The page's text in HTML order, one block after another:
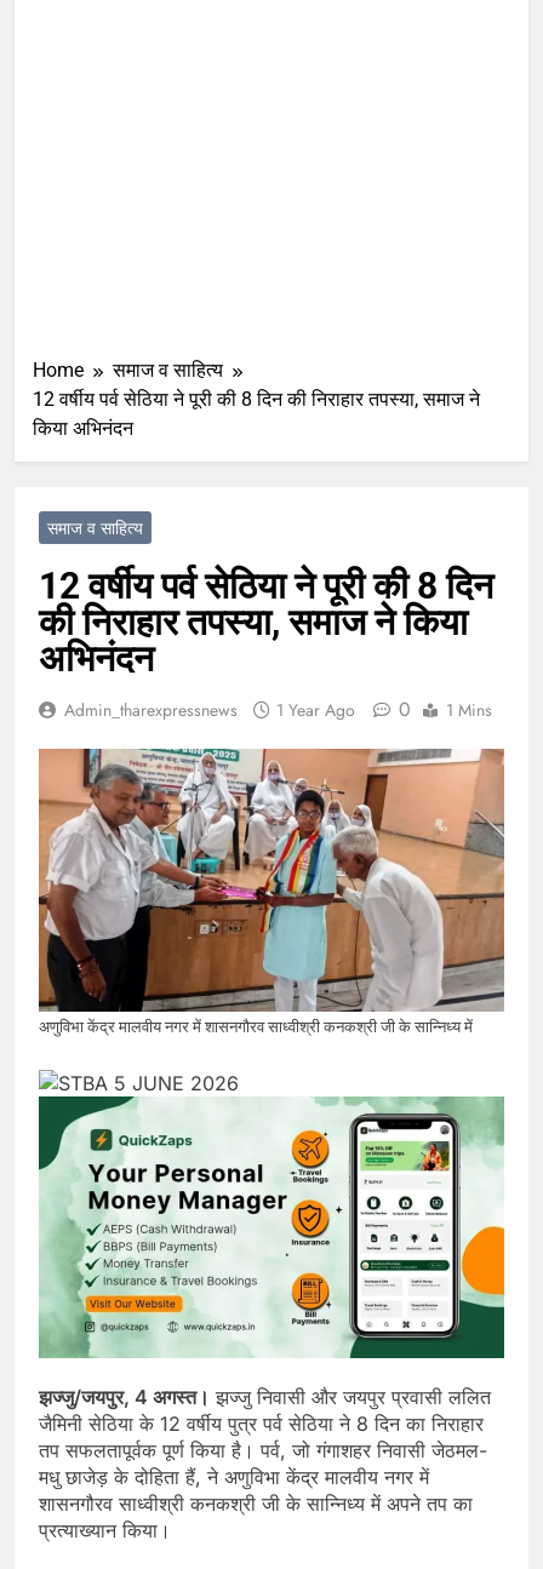
Home
समाज व साहित्य
12 वर्षीय पर्व सेठिया ने पूरी की 8 दिन की निराहार तपस्या, समाज ने
किया अभिनंदन
समाज व साहित्य
12 वर्षीय पर्व सेठिया ने पूरी की 8 दिन
की निराहार तपस्या, समाज ने किया
अभिनंदन
Admin_tharexpressnews 1 Year Ago 0 1 Mins
अणुविभा केंद्र मालवीय नगर में शासनगौरव साध्वीश्री कनकश्री जी के सान्निध्य में
झज्जु/जयपुर, 4 अगस्त। झज्जु निवासी और जयपुर प्रवासी ललित
जैमिनी सेठिया के 12 वर्षीय पुत्र पर्व सेठिया ने 8 दिन का निराहार
तप सफलतापूर्वक पूर्ण किया है। पर्व, जो गंगाशहर निवासी जेठमल-
मधु छाजेड़ के दोहिता हैं, ने अणुविभा केंद्र मालवीय नगर में
शासनगौरव साध्वीश्री कनकश्री जी के सान्निध्य में अपने तप का
प्रत्याख्यान किया।